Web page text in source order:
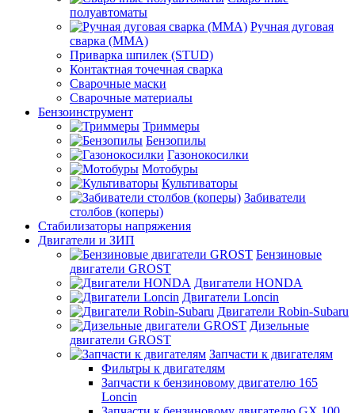
полуавтоматы
Ручная дуговая
сварка (ММА)
Приварка шпилек (STUD)
Контактная точечная сварка
Сварочные маски
Сварочные материалы
Бензоинструмент
Триммеры
Бензопилы
Газонокосилки
Мотобуры
Культиваторы
Забиватели
столбов (коперы)
Стабилизаторы напряжения
Двигатели и ЗИП
Бензиновые
двигатели GROST
Двигатели HONDA
Двигатели Loncin
Двигатели Robin-Subaru
Дизельные
двигатели GROST
Запчасти к двигателям
Фильтры к двигателям
Запчасти к бензиновому двигателю 165
Loncin